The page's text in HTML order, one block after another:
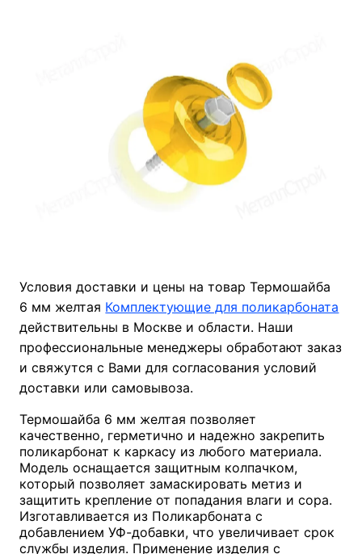
Условия доставки и цены на товар Термошайба
6 мм желтая Комплектующие для поликарбоната
действительны в Москве и области. Наши
профессиональные менеджеры обработают заказ
и свяжутся с Вами для согласования условий
доставки или самовывоза.
Термошайба 6 мм желтая позволяет
качественно, герметично и надежно закрепить
поликарбонат к каркасу из любого материала.
Модель оснащается защитным колпачком,
который позволяет замаскировать метиз и
защитить крепление от попадания влаги и сора.
Изготавливается из Поликарбоната с
добавлением УФ-добавки, что увеличивает срок
службы изделия. Применение изделия с